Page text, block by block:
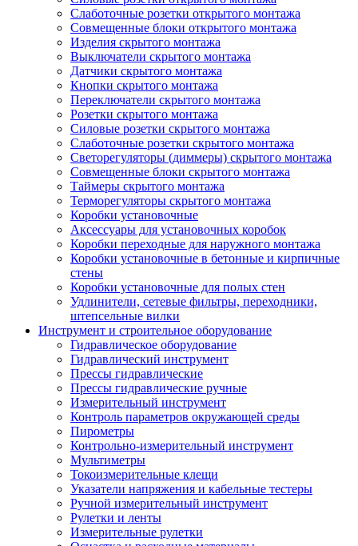
Слаботочные розетки открытого монтажа
Совмещенные блоки открытого монтажа
Изделия скрытого монтажа
Выключатели скрытого монтажа
Датчики скрытого монтажа
Кнопки скрытого монтажа
Переключатели скрытого монтажа
Розетки скрытого монтажа
Силовые розетки скрытого монтажа
Слаботочные розетки скрытого монтажа
Светорегуляторы (диммеры) скрытого монтажа
Совмещенные блоки скрытого монтажа
Таймеры скрытого монтажа
Терморегуляторы скрытого монтажа
Коробки установочные
Аксессуары для установочных коробок
Коробки переходные для наружного монтажа
Коробки установочные в бетонные и кирпичные
стены
Коробки установочные для полых стен
Удлинители, сетевые фильтры, переходники,
штепсельные вилки
Инструмент и строительное оборудование
Гидравлическое оборудование
Гидравлический инструмент
Прессы гидравлические
Прессы гидравлические ручные
Измерительный инструмент
Контроль параметров окружающей среды
Пирометры
Контрольно-измерительный инструмент
Мультиметры
Токоизмерительные клещи
Указатели напряжения и кабельные тестеры
Ручной измерительный инструмент
Рулетки и ленты
Измерительные рулетки